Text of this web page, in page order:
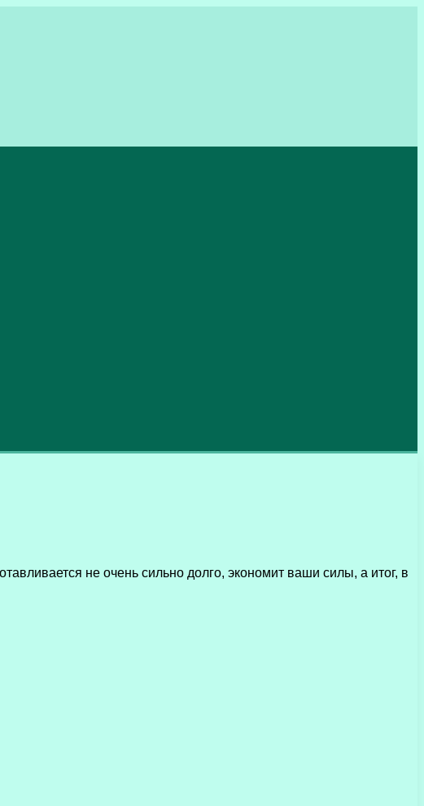
не очень сильно долго, экономит ваши силы, а итог, в